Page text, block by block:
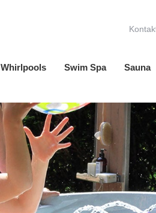
Whirlpools Swim Spa Sauna